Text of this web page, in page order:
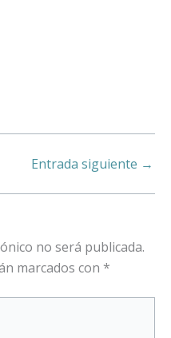
Entrada siguiente →
no será publicada.
marcados con *